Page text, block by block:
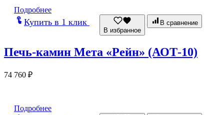
Подробнее
Купить в 1 клик
В избранное
В сравнение
Печь-камин Мета «Рейн» (АОТ-10)
74 760 ₽
Подробнее